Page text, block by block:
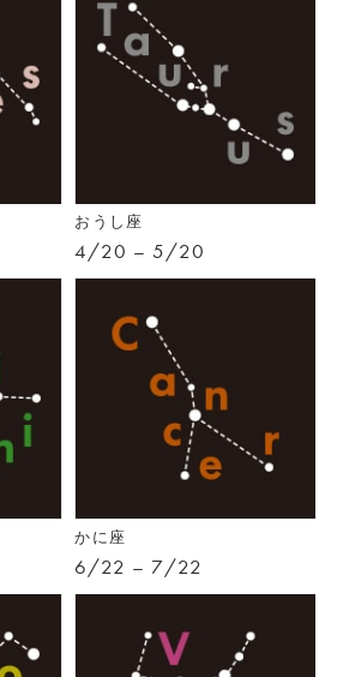
おうし座
4/20 – 5/20
かに座
6/22 – 7/22